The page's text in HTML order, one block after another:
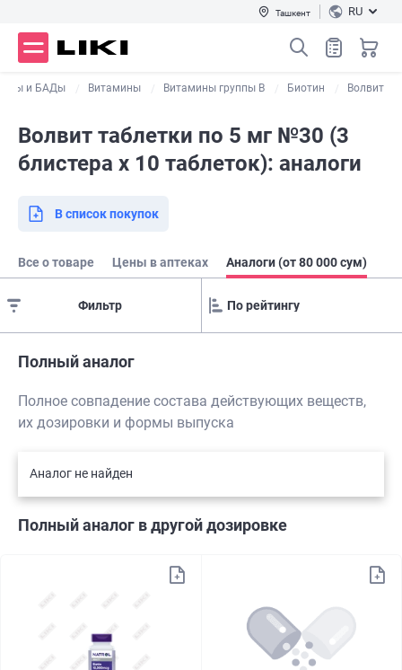
Ташкент RU
и БАДы Витамины Витамины группы В Биотин Волвит
Волвит таблетки по 5 мг №30 (3
блистера х 10 таблеток): аналоги
В список покупок
Все о товаре Цены в аптеках Аналоги (от 80 000 сум)
Фильтр
Полный аналог
Полное совпадение состава действующих веществ,
их дозировки и формы выпуска
Аналог не найден
Полный аналог в другой дозировке